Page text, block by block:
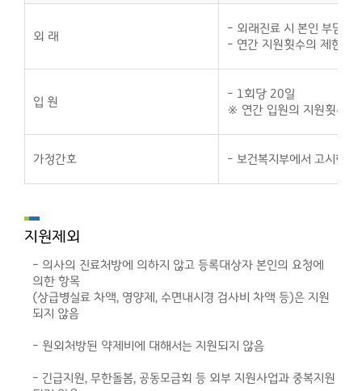
외 래
- 외래진료 시 본인 부담금
- 연간 지원횟수의 제한 없
입 원
- 1회당 20일
※ 연간 입원의 지원횟수는
가정간호 - 보건복지부에서 고시한
지원제외
- 의사의 진료처방에 의하지 않고 등록대상자 본인의 요청에
의한 항목
(상급병실료 차액, 영양제, 수면내시경 검사비 차액 등)은 지원
되지 않음
- 원외처방된 약제비에 대해서는 지원되지 않음
- 긴급지원, 무한돌봄, 공동모금회 등 외부 지원사업과 중복지원